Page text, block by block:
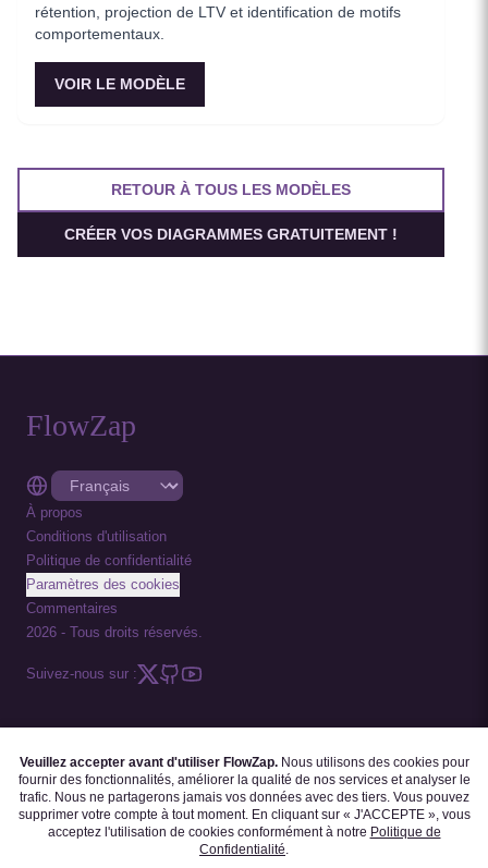
rétention, projection de LTV et identification de motifs
comportementaux.
VOIR LE MODÈLE
RETOUR À TOUS LES MODÈLES
CRÉER VOS DIAGRAMMES GRATUITEMENT !
FlowZap
À propos
Conditions d'utilisation
Politique de confidentialité
Paramètres des cookies
Commentaires
2026 - Tous droits réservés.
Suivez-nous sur :
Veuillez accepter avant d'utiliser FlowZap. Nous utilisons des cookies pour
fournir des fonctionnalités, améliorer la qualité de nos services et analyser le
trafic. Nous ne partagerons jamais vos données avec des tiers. Vous pouvez
supprimer votre compte à tout moment. En cliquant sur « J'ACCEPTE », vous
acceptez l'utilisation de cookies conformément à notre Politique de
Confidentialité.
CODE FLOWZAP MODÈLES DE DIAGRAMMES TUTORIELS | BLOGUE
|
FAQ